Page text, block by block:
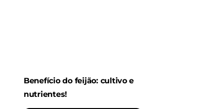
Benefício do feijão: cultivo e
nutrientes!